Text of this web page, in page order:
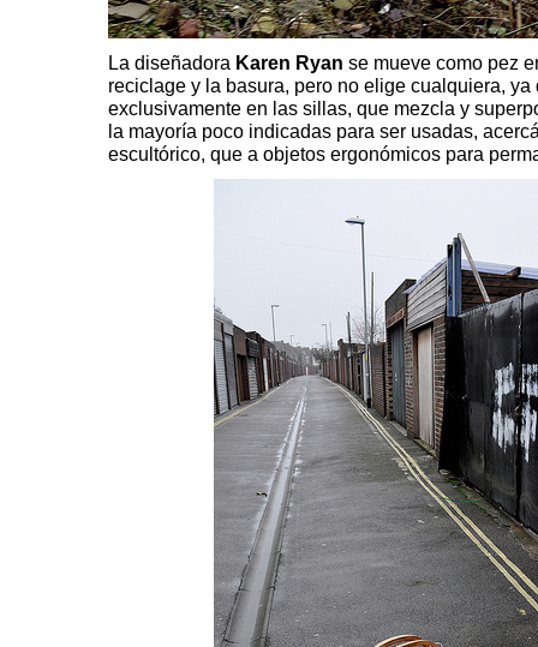
La diseñadora Karen Ryan se mueve como pez
reciclage y la basura, pero no elige cualquiera,
exclusivamente en las sillas, que mezcla y
la mayoría poco indicadas para ser usadas,
escultórico, que a objetos ergonómicos para